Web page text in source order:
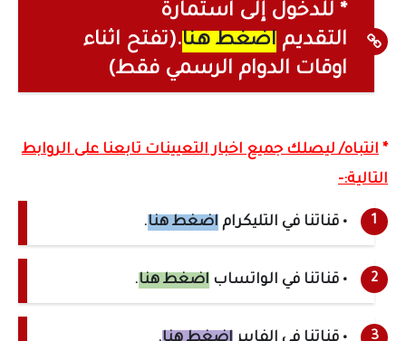
* للدخول إلى استمارة
التقديم اضغط هنا.(تفتح اثناء
اوقات الدوام الرسمي فقط)
* انتباه/ ليصلك جميع اخبار التعيينات تابعنا على الروابط
التالية:-
• قناتنا في التليكرام اضغط هنا.
• قناتنا في الواتساب اضغط هنا.